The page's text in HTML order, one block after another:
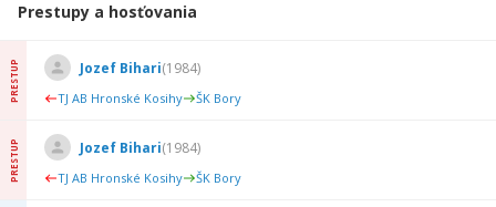
Prestupy a hosťovania
PRESTUP Jozef Bihari(1984)
TJ AB Hronské Kosihy ŠK Bory
PRESTUP Jozef Bihari(1984)
TJ AB Hronské Kosihy ŠK Bory